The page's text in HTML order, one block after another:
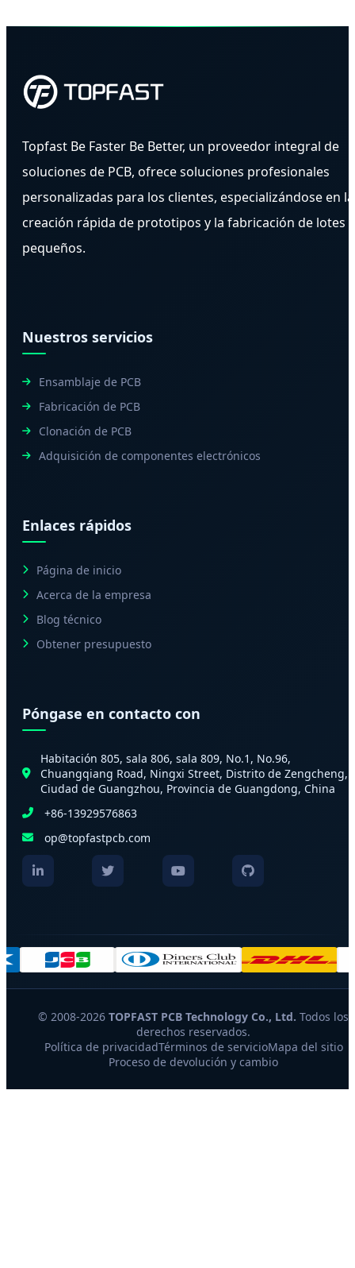
Topfast Be Faster Be Better, un proveedor integral de
soluciones de PCB, ofrece soluciones profesionales
personalizadas para los clientes, especializándose en la
creación rápida de prototipos y la fabricación de lotes
pequeños.
Nuestros servicios
Ensamblaje de PCB
Fabricación de PCB
Clonación de PCB
Adquisición de componentes electrónicos
Enlaces rápidos
Página de inicio
Acerca de la empresa
Blog técnico
Obtener presupuesto
Póngase en contacto con
Habitación 805, sala 806, sala 809, No.1, No.96,
Chuangqiang Road, Ningxi Street, Distrito de Zengcheng,
Ciudad de Guangzhou, Provincia de Guangdong, China
+86-13929576863
op@topfastpcb.com
© 2008-2026 TOPFAST PCB Technology Co., Ltd. Todos los
derechos reservados.
Política de privacidadTérminos de servicioMapa del sitio
Proceso de devolución y cambio